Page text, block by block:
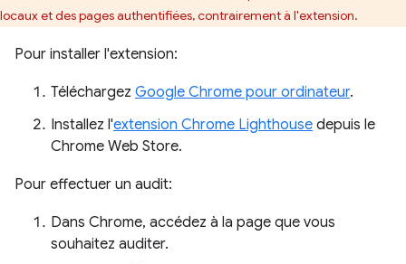
locaux et des pages authentifiées, contrairement à l'extension.
Pour installer l'extension:
Téléchargez Google Chrome pour ordinateur.
Installez l'extension Chrome Lighthouse depuis le
Chrome Web Store.
Pour effectuer un audit:
Dans Chrome, accédez à la page que vous
souhaitez auditer.